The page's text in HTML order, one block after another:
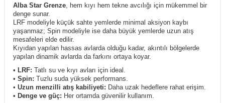
Alba Star Grenze , hem kıyı hem tekne avcılığı için mükemmel bir
denge sunar.
LRF modeliyle küçük sahte yemlerde minimal aksiyon kaybı
yaşanmaz; Spin modeliyle ise daha büyük yemlerde uzun atış
mesafeleri elde edilir.
Kıyıdan yapılan hassas avlarda olduğu kadar, akıntılı bölgelerde
yapılan dinamik avlarda da farkını ortaya koyar.
• LRF: Tatlı su ve kıyı avları için ideal.
• Spin: Tuzlu suda yüksek performans.
• Uzun menzilli atış kabiliyeti: Daha uzak hedeflere rahat erişim.
• Denge ve güç: Her ortamda güvenilir kullanım.